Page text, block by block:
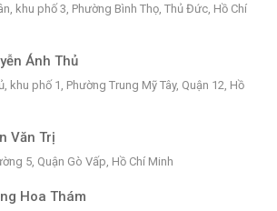
khu phố 3, Phường Bình Thọ, Thủ Đức, Hồ Chí
Ánh Thủ
khu phố 1, Phường Trung Mỹ Tây, Quận 12, Hồ
Văn Trị
5, Quận Gò Vấp, Hồ Chí Minh
Hoa Thám